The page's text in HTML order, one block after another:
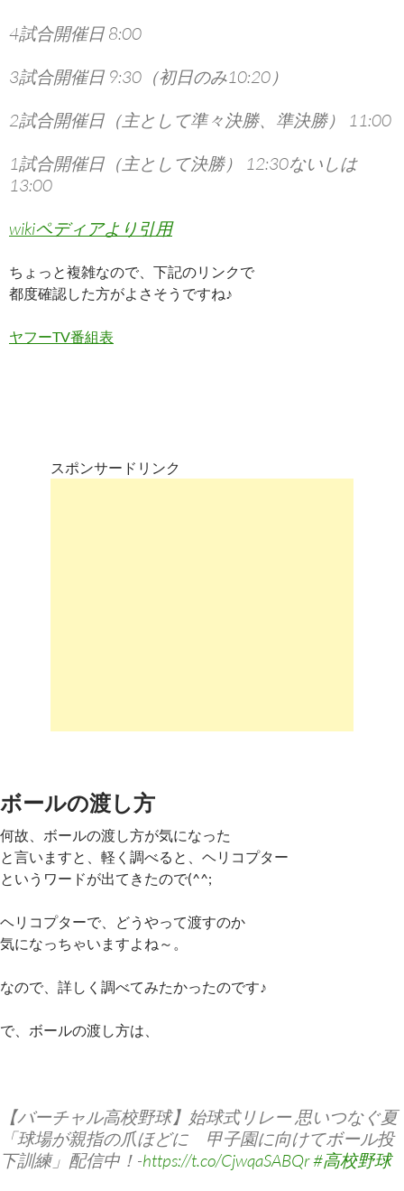
4試合開催日 8:00
3試合開催日 9:30（初日のみ10:20）
2試合開催日（主として準々決勝、準決勝） 11:00
1試合開催日（主として決勝） 12:30ないしは
13:00
wikiペディアより引用
ちょっと複雑なので、下記のリンクで
都度確認した方がよさそうですね♪
ヤフーTV番組表
スポンサードリンク
ボールの渡し方
何故、ボールの渡し方が気になった
と言いますと、軽く調べると、ヘリコプター
というワードが出てきたので(^^;
ヘリコプターで、どうやって渡すのか
気になっちゃいますよね～。
なので、詳しく調べてみたかったのです♪
で、ボールの渡し方は、
【バーチャル高校野球】始球式リレー 思いつなぐ夏
「球場が親指の爪ほどに 甲子園に向けてボール投
下訓練」配信中！-https://t.co/CjwqaSABQr#高校野球